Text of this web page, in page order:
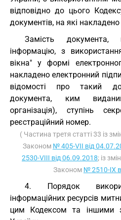
відповідно до цього
документів, на які
Замість
інформацію, з
вікна" у формі
накладено електронний
відомості про такий
документа, ким
організація), ступінь
реєстраційний номер.
( Частина третя статті 33 із
Законом № 405-VII від
2530-VIII від 06.09.2018; із
Законом № 2510-IX
4. Порядок
інформаційних ресурсів
цим Кодексом та іншими